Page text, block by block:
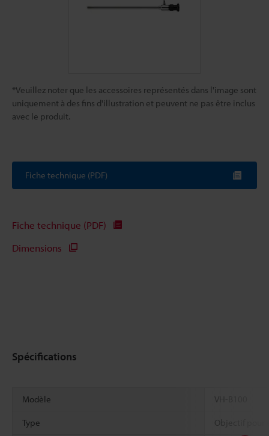
*Veuillez noter que les accessoires représentés dans l'image sont
uniquement à des fins d'illustration et peuvent ne pas être inclus
avec le produit.
Fiche technique (PDF)
Fiche technique (PDF)
Dimensions
Spécifications
Modèle VH-B100
Type Objectif pour